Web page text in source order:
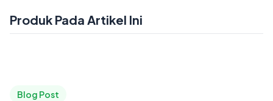
Produk Pada Artikel Ini
Blog Post